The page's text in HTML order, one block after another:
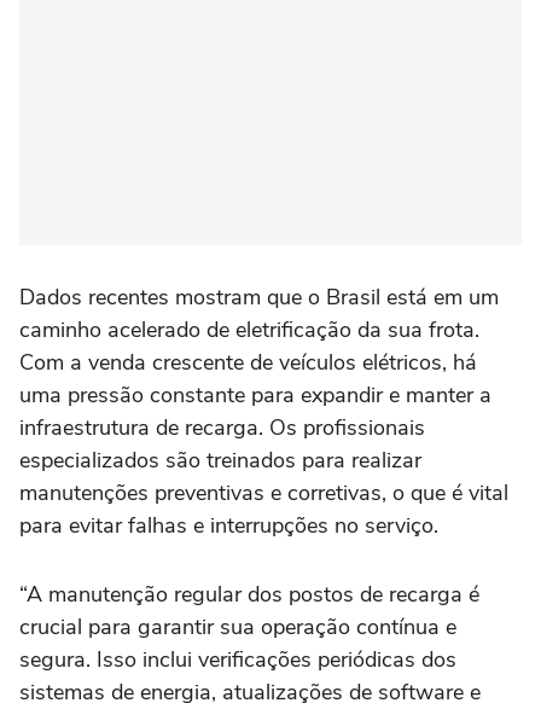
Dados recentes mostram que o Brasil está em um
caminho acelerado de eletrificação da sua frota.
Com a venda crescente de veículos elétricos, há
uma pressão constante para expandir e manter a
infraestrutura de recarga. Os profissionais
especializados são treinados para realizar
manutenções preventivas e corretivas, o que é vital
para evitar falhas e interrupções no serviço.
“A manutenção regular dos postos de recarga é
crucial para garantir sua operação contínua e
segura. Isso inclui verificações periódicas dos
sistemas de energia, atualizações de software e